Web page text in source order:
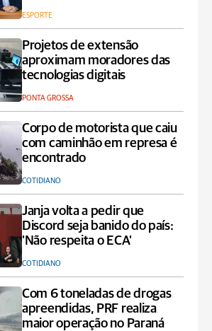
ESPORTE
Projetos de extensão
aproximam moradores das
tecnologias digitais
PONTA GROSSA
Corpo de motorista que caiu
com caminhão em represa é
encontrado
COTIDIANO
Janja volta a pedir que
Discord seja banido do país:
'Não respeita o ECA'
COTIDIANO
Com 6 toneladas de drogas
apreendidas, PRF realiza
maior operação no Paraná